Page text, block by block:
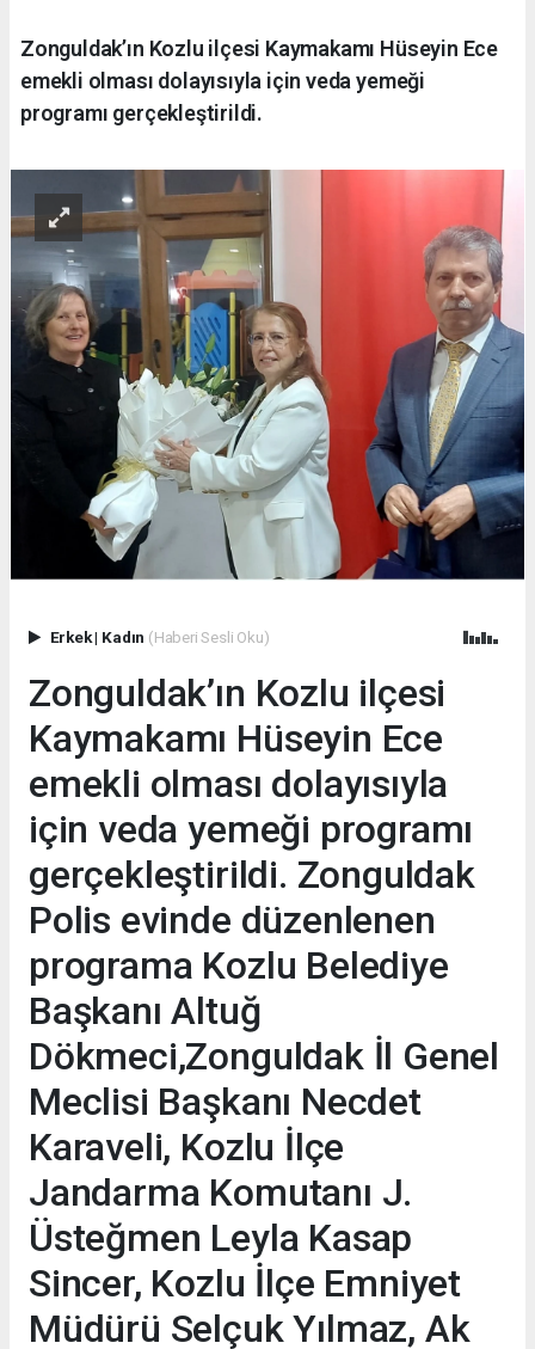
Zonguldak’ın Kozlu ilçesi Kaymakamı Hüseyin Ece
emekli olması dolayısıyla için veda yemeği
programı gerçekleştirildi.
Erkek| Kadın (Haberi Sesli Oku)
Zonguldak’ın Kozlu ilçesi
Kaymakamı Hüseyin Ece
emekli olması dolayısıyla
için veda yemeği programı
gerçekleştirildi. Zonguldak
Polis evinde düzenlenen
programa Kozlu Belediye
Başkanı Altuğ
Dökmeci,Zonguldak İl Genel
Meclisi Başkanı Necdet
Karaveli, Kozlu İlçe
Jandarma Komutanı J.
Üsteğmen Leyla Kasap
Sincer, Kozlu İlçe Emniyet
Müdürü Selçuk Yılmaz, Ak